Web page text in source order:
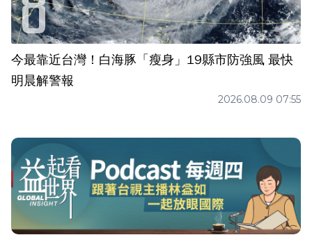
今最靠近台灣！白海豚「瘦身」19縣市防強風 最快
明晨解警報
2026.08.09 07:55